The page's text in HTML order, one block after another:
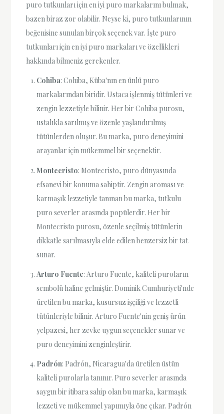
puro tutkunları için en iyi puro markalarını bulmak,
bazen biraz zor olabilir. Neyse ki, puro tutkunlarının
beğenisine sunulan birçok seçenek var. İşte puro
tutkunları için en iyi puro markaları ve özellikleri
hakkında bilmeniz gerekenler.
Cohiba: Cohiba, Küba'nın en ünlü puro
markalarından biridir. Ustaca işlenmiş tütünleri ve
zengin lezzetiyle bilinir. Her bir Cohiba purosu,
ustalıkla sarılmış ve özenle yaşlandırılmış
tütünlerden oluşur. Bu marka, puro deneyimini
arayanlar için mükemmel bir seçenektir.
Montecristo: Montecristo, puro dünyasında
efsanevi bir konuma sahiptir. Zengin aroması ve
karmaşık lezzetiyle tanınan bu marka, tutkulu
puro severler arasında popülerdir. Her bir
Montecristo purosu, özenle seçilmiş tütünlerin
dikkatle sarılmasıyla elde edilen benzersiz bir tat
sunar.
Arturo Fuente: Arturo Fuente, kaliteli puroların
sembolü haline gelmiştir. Dominik Cumhuriyeti'nde
üretilen bu marka, kusursuz işçiliği ve lezzetli
tütünleriyle bilinir. Arturo Fuente'nin geniş ürün
yelpazesi, her zevke uygun seçenekler sunar ve
puro deneyimini zenginleştirir.
Padrón: Padrón, Nicaragua'da üretilen üstün
kaliteli purolarla tanınır. Puro severler arasında
saygın bir itibara sahip olan bu marka, karmaşık
lezzeti ve mükemmel yapımıyla öne çıkar. Padrón